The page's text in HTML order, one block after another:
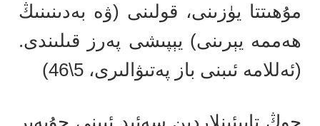
مۇھىتتا يۈزىنى، قولىنى (ۋە بەدىنىنىڭ
ھەممە يېرىنى) يېپىشى پەرز قىلىندى.
(ئەللامە ئىبنى باز پەتىۋالىرى، 5\46)
چوڭ تابىئىنلاردىن سەئىد ئىبنى جۇبەير